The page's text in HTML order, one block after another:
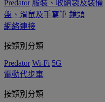
Predator 服裝、收納袋及裝備
盤、滑鼠及手寫筆 鏡頭
網絡連接
按類別分類
Predator Wi-Fi 5G
電動代步車
按類別分類